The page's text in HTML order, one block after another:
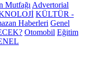
Mutfağı Advertorial
KÜLTÜR -
Haberleri Genel
Otomobil Eğitim